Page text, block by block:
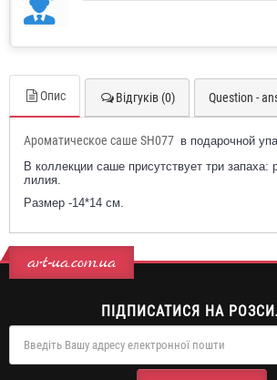
Опис Відгуків (0) Question -
Ароматическое саше SH077 в подарочной
В коллекции саше присутствует три запаха:
лилия.
Размер -14*14 см.
art-ua.com.ua
ПІДПИСАТИСЯ НА